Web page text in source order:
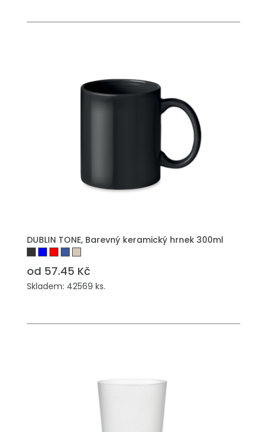
DUBLIN TONE, Barevný keramický hrnek 300ml
od 57.45 Kč
Skladem: 42569 ks.